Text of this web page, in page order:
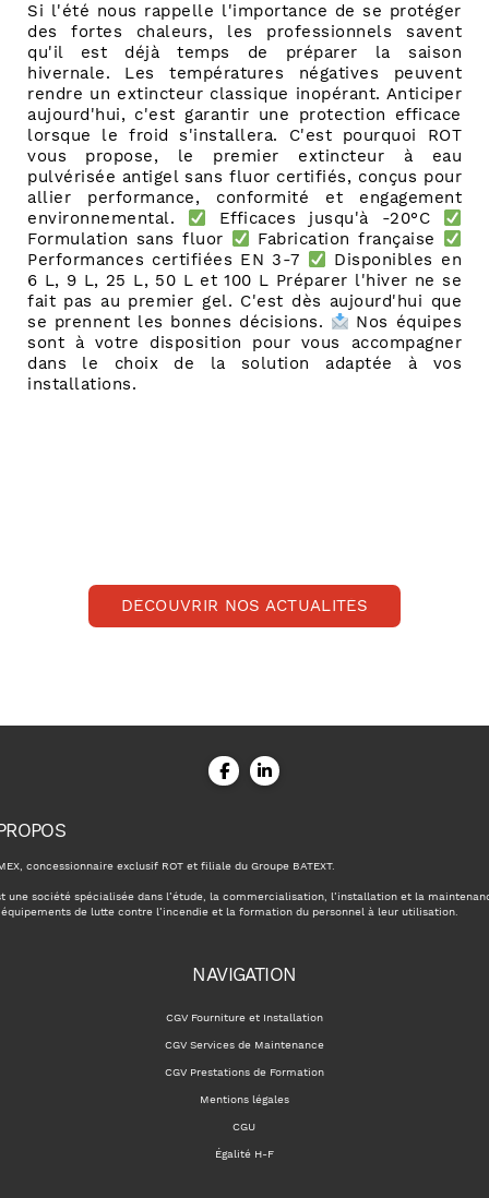
Si l'été nous rappelle l'importance de se protéger
des fortes chaleurs, les professionnels savent
qu'il est déjà temps de préparer la saison
hivernale. Les températures négatives peuvent
rendre un extincteur classique inopérant. Anticiper
aujourd'hui, c'est garantir une protection efficace
lorsque le froid s'installera. C'est pourquoi ROT
vous propose, le premier extincteur à eau
pulvérisée antigel sans fluor certifiés, conçus pour
allier performance, conformité et engagement
environnemental.
Efficaces jusqu'à -20°C
Formulation sans fluor
Fabrication française
Performances certifiées EN 3-7
Disponibles en
6 L, 9 L, 25 L, 50 L et 100 L Préparer l'hiver ne se
fait pas au premier gel. C'est dès aujourd'hui que
se prennent les bonnes décisions.
Nos équipes
sont à votre disposition pour vous accompagner
dans le choix de la solution adaptée à vos
installations.
DÉCOUVRIR NOS ACTUALITÉS
concessionnaire exclusif ROT et filiale du Groupe BATEXT.
une société spécialisée dans l’étude, la commercialisation, l’installation et la
équipements de lutte contre l’incendie et la formation du personnel à leur utilisation.
NAVIGATION
CGV Fourniture et Installation
CGV Services de Maintenance
CGV Prestations de Formation
Mentions légales
CGU
Égalité H-F